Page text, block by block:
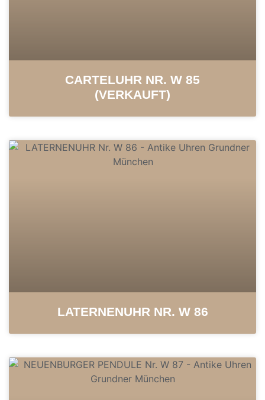
CARTELUHR NR. W 85
(VERKAUFT)
LATERNENUHR NR. W 86